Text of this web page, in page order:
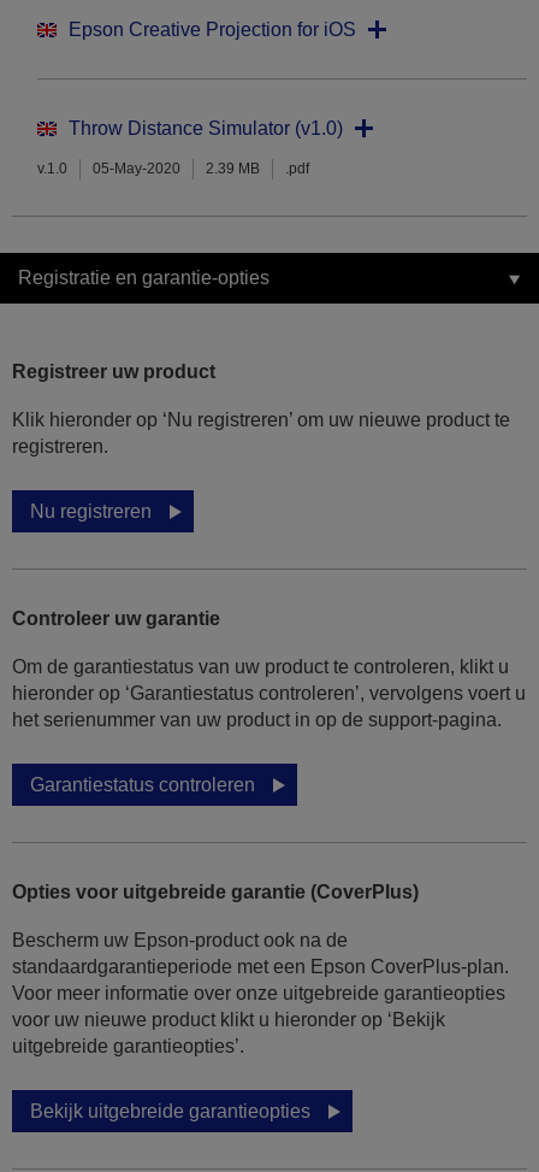
Epson Creative Projection for iOS
Throw Distance Simulator (v1.0)
v.1.0 05-May-2020 2.39 MB .pdf
Registratie en garantie-opties
Registreer uw product
Klik hieronder op ‘Nu registreren’ om uw nieuwe product te
registreren.
Nu registreren
Controleer uw garantie
Om de garantiestatus van uw product te controleren, klikt u
hieronder op ‘Garantiestatus controleren’, vervolgens voert u
het serienummer van uw product in op de support-pagina.
Garantiestatus controleren
Opties voor uitgebreide garantie (CoverPlus)
Bescherm uw Epson-product ook na de
standaardgarantieperiode met een Epson CoverPlus-plan.
Voor meer informatie over onze uitgebreide garantieopties
voor uw nieuwe product klikt u hieronder op ‘Bekijk
uitgebreide garantieopties’.
Bekijk uitgebreide garantieopties